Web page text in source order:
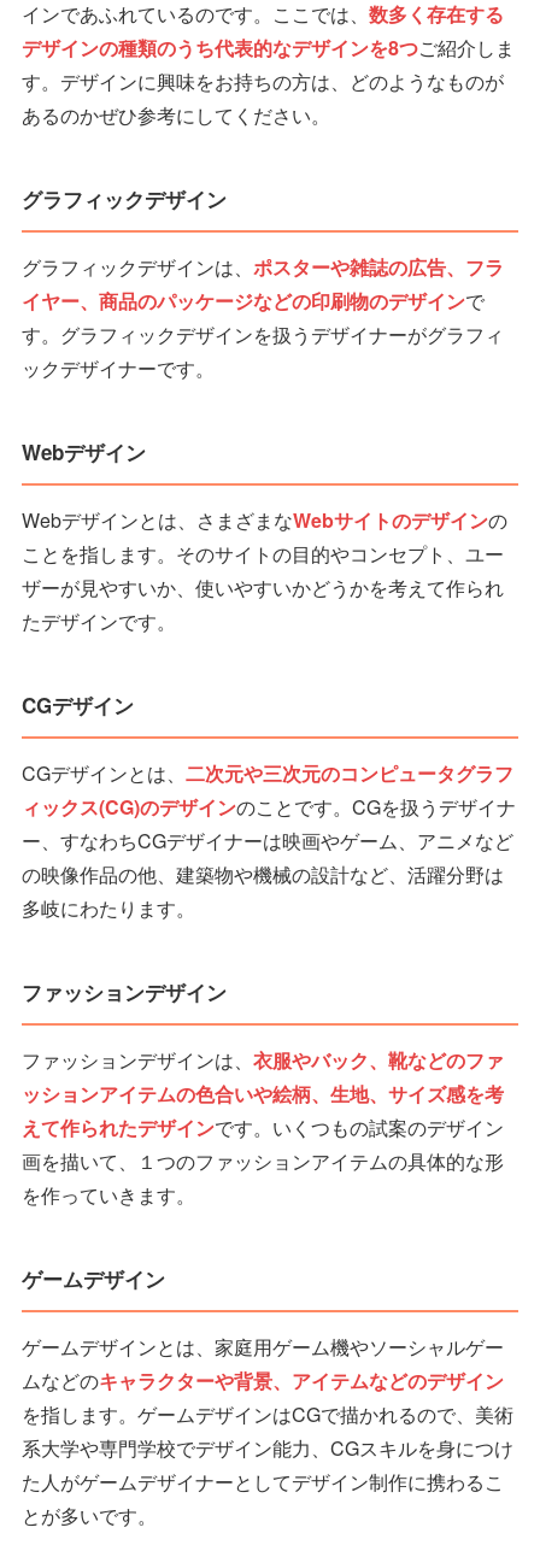
インであふれているのです。ここでは、 数多く存在する
デザインの種類のうち代表的なデザインを8つご紹介しま
す。デザインに興味をお持ちの方は、どのようなものが
あるのかぜひ参考にしてください。
グラフィックデザイン
グラフィックデザインは、 ポスターや雑誌の広告、フラ
イヤー、商品のパッケージなどの印刷物のデザインで
す。グラフィックデザインを扱うデザイナーがグラフィ
ックデザイナーです。
Webデザイン
Webデザインとは、さまざまなWebサイトのデザインの
ことを指します。そのサイトの目的やコンセプト、ユー
ザーが見やすいか、使いやすいかどうかを考えて作られ
たデザインです。
CGデザイン
CGデザインとは、 二次元や三次元のコンピュータグラフ
ィックス(CG)のデザインのことです。CGを扱うデザイナ
ー、すなわちCGデザイナーは映画やゲーム、アニメなど
の映像作品の他、建築物や機械の設計など、活躍分野は
多岐にわたります。
ファッションデザイン
ファッションデザインは、 衣服やバック、靴などのファ
ッションアイテムの色合いや絵柄、生地、サイズ感を考
えて作られたデザインです。いくつもの試案のデザイン
画を描いて、１つのファッションアイテムの具体的な形
を作っていきます。
ゲームデザイン
ゲームデザインとは、家庭用ゲーム機やソーシャルゲー
ムなどのキャラクターや背景、アイテムなどのデザイン
を指します。ゲームデザインはCGで描かれるので、美術
系大学や専門学校でデザイン能力、CGスキルを身につけ
た人がゲームデザイナーとしてデザイン制作に携わるこ
とが多いです。